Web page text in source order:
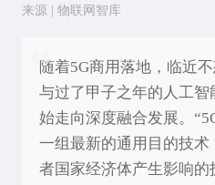
来源 | 物联网智库
随着5G商用落地，临近
与过了甲子之年的人工
始走向深度融合发展。
一组最新的通用目的技
者国家经济体产生影响的